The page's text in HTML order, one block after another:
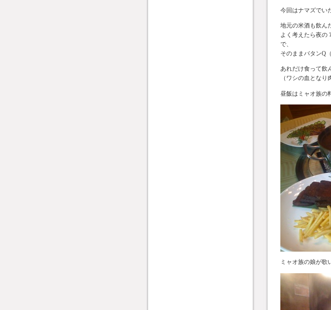
今回はナマズでい
地元の米酒も飲ん
よく考えたら夜の
で、
そのままバタンQ
あれだけ食って飲
（ワシの血となり
昼飯はミャオ族の
ミャオ族の娘が歌